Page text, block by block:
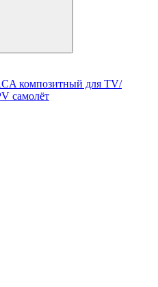
композитный для TV/
самолёт